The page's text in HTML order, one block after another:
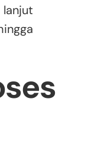
lanjut